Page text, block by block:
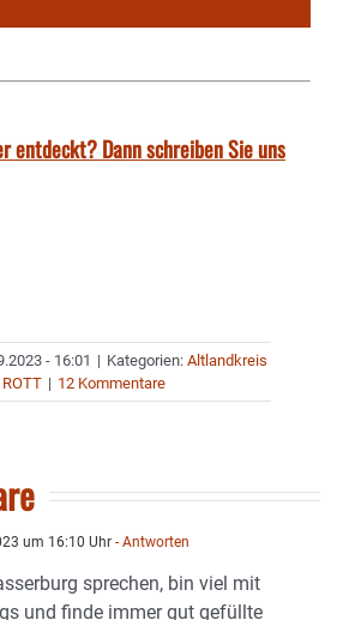
entdeckt? Dann schreiben Sie uns
- 16:01 | Kategorien: Altlandkreis
ROTT | 12 Kommentare
um 16:10 Uhr - Antworten
sprechen, bin viel mit
und finde immer gut gefüllte